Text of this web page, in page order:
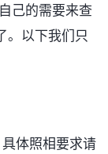
己的需要来查
。以下我们只
体照相要求请